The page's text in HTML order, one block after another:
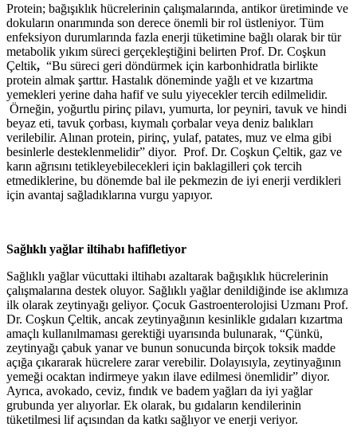
Protein; bağışıklık hücrelerinin çalışmalarında, antikor üretiminde ve
dokuların onarımında son derece önemli bir rol üstleniyor. Tüm
enfeksiyon durumlarında fazla enerji tüketimine bağlı olarak bir tür
metabolik yıkım süreci gerçekleştiğini belirten Prof. Dr. Coşkun
Çeltik, “Bu süreci geri döndürmek için karbonhidratla birlikte
protein almak şarttır. Hastalık döneminde yağlı et ve kızartma
yemekleri yerine daha hafif ve sulu yiyecekler tercih edilmelidir.
Örneğin, yoğurtlu pirinç pilavı, yumurta, lor peyniri, tavuk ve hindi
beyaz eti, tavuk çorbası, kıymalı çorbalar veya deniz balıkları
verilebilir. Alınan protein, pirinç, yulaf, patates, muz ve elma gibi
besinlerle desteklenmelidir” diyor. Prof. Dr. Coşkun Çeltik, gaz ve
karın ağrısını tetikleyebilecekleri için baklagilleri çok tercih
etmediklerine, bu dönemde bal ile pekmezin de iyi enerji verdikleri
için avantaj sağladıklarına vurgu yapıyor.
Sağlıklı yağlar iltihabı hafifletiyor
Sağlıklı yağlar vücuttaki iltihabı azaltarak bağışıklık hücrelerinin
çalışmalarına destek oluyor. Sağlıklı yağlar denildiğinde ise aklımıza
ilk olarak zeytinyağı geliyor. Çocuk Gastroenterolojisi Uzmanı Prof.
Dr. Coşkun Çeltik, ancak zeytinyağının kesinlikle gıdaları kızartma
amaçlı kullanılmaması gerektiği uyarısında bulunarak, “Çünkü,
zeytinyağı çabuk yanar ve bunun sonucunda birçok toksik madde
açığa çıkararak hücrelere zarar verebilir. Dolayısıyla, zeytinyağının
yemeği ocaktan indirmeye yakın ilave edilmesi önemlidir” diyor.
Ayrıca, avokado, ceviz, fındık ve badem yağları da iyi yağlar
grubunda yer alıyorlar. Ek olarak, bu gıdaların kendilerinin
tüketilmesi lif açısından da katkı sağlıyor ve enerji veriyor.